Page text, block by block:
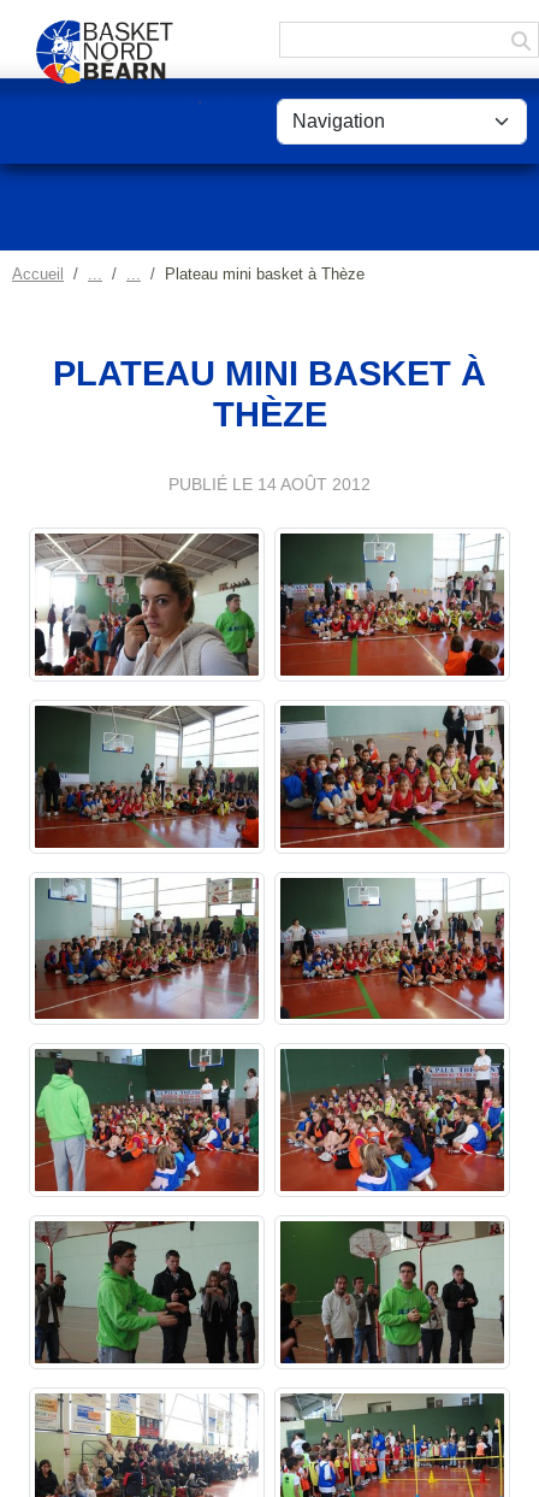
Accueil Plateau mini basket à Thèze
PLATEAU MINI BASKET À
THÈZE
PUBLIÉ LE 14 AOÛT 2012